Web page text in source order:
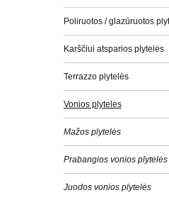
Poliruotos / glazūruotos
Karščiui atsparios plytelės
Terrazzo plytelės
Vonios plytelės
Mažos plytelės
Prabangios vonios plytelės
Juodos vonios plytelės